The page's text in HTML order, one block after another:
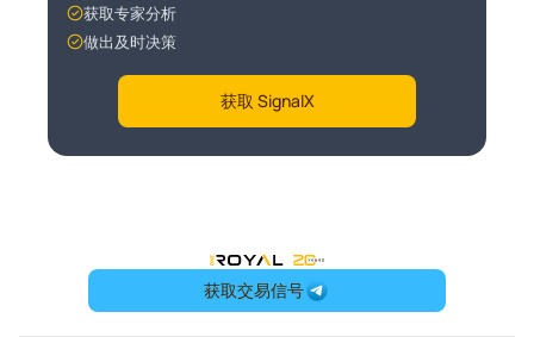
获取专家分析
做出及时决策
获取 SignalX
OneRoyal Home
获取交易信号